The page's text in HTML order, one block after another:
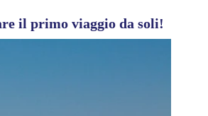
il primo viaggio da soli!